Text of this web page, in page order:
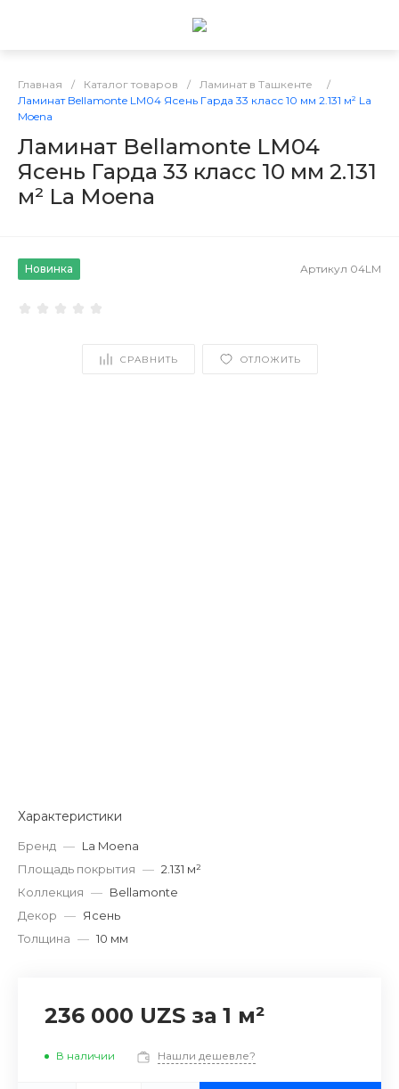
Главная / Каталог товаров / Ламинат в Ташкенте
/
Ламинат Bellamonte LM04 Ясень Гарда 33 класс 10 мм 2.131 м² La
Moena
Ламинат Bellamonte LM04
Ясень Гарда 33 класс 10 мм 2.131
м² La Moena
Новинка Артикул 04LM
СРАВНИТЬ ОТЛОЖИТЬ
Характеристики
Бренд — La Moena
Площадь покрытия — 2.131 м²
Коллекция — Bellamonte
Декор — Ясень
Толщина — 10 мм
236 000 UZS за 1 м²
В наличии Нашли дешевле?